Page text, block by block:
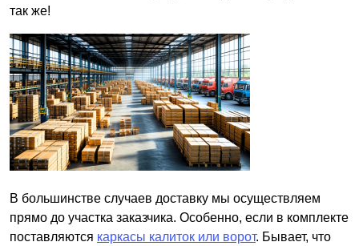
так же!
В большинстве случаев доставку мы осуществляем
прямо до участка заказчика. Особенно, если в комплекте
поставляются каркасы калиток или ворот. Бывает, что